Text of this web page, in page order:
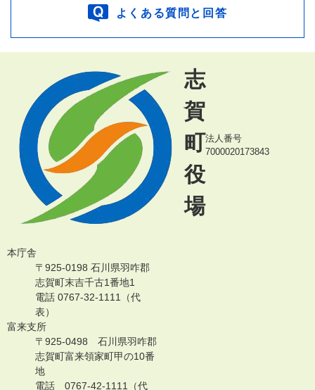
よくある質問と回答
志
賀
町
役
場
法人番号
7000020173843
本庁舎
〒925-0198 石川県羽咋郡
志賀町末吉千古1番地1
電話 0767-32-1111（代
表）
富来支所
〒925-0498 石川県羽咋郡
志賀町富来領家町甲の10番
地
電話 0767-42-1111（代